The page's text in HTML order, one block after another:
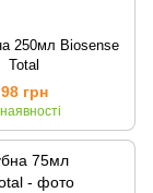
250мл Biosense
Total
98 грн